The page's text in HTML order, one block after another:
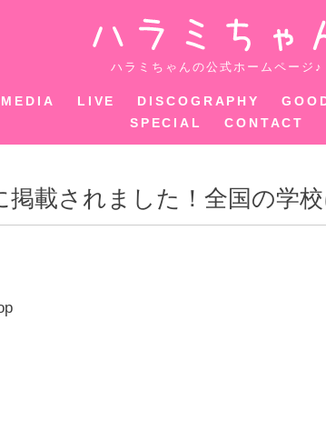
ハラミちゃんの公式ホームページ♪
MEDIA LIVE DISCOGRAPHY
SPECIAL
CONTACT
載されました！全国の学